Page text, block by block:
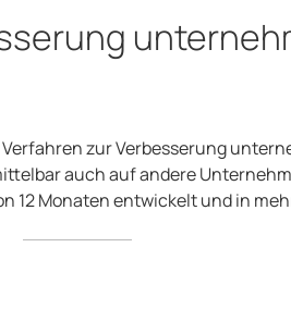
zur Verbesserung
auch auf andere
12 Monaten entwickelt und in